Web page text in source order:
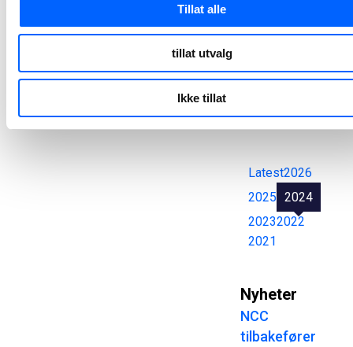
Tillat alle
tillat utvalg
Ikke tillat
Latest2026
2025 2024
20232022
2021
Nyheter
NCC
tilbakefører